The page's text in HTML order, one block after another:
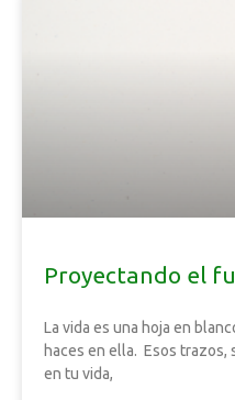
Proyectando el
La vida es una hoja en
haces en ella. Esos trazos,
en tu vida,